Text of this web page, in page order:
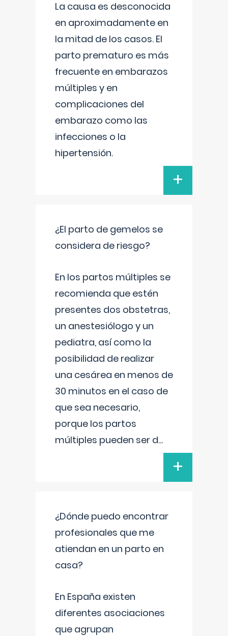
La causa es desconocida
en aproximadamente en
la mitad de los casos. El
parto prematuro es más
frecuente en embarazos
múltiples y en
complicaciones del
embarazo como las
infecciones o la
hipertensión.
+
¿El parto de gemelos se
considera de riesgo?
En los partos múltiples se
recomienda que estén
presentes dos obstetras,
un anestesiólogo y un
pediatra, así como la
posibilidad de realizar
una cesárea en menos de
30 minutos en el caso de
que sea necesario,
porque los partos
múltiples pueden ser d...
+
¿Dónde puedo encontrar
profesionales que me
atiendan en un parto en
casa?
En España existen
diferentes asociaciones
que agrupan